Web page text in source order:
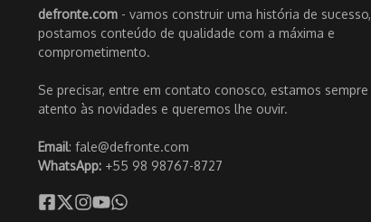
defronte.com - vamos construir uma história de sucesso,
postamos conteúdo de qualidade com a máxima e
comprometimento.
Se precisar, entre em contato conosco, estamos sempre
atento às novidades e queremos lhe ouvir.
Email: fale@defronte.com
WhatsApp: +55 98 98767-8727